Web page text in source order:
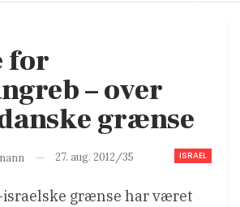
for
– over
grænse
ISRAEL
27. aug. 2012/35
israelske grænse har været